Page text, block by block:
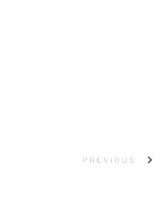
PREVIOUS